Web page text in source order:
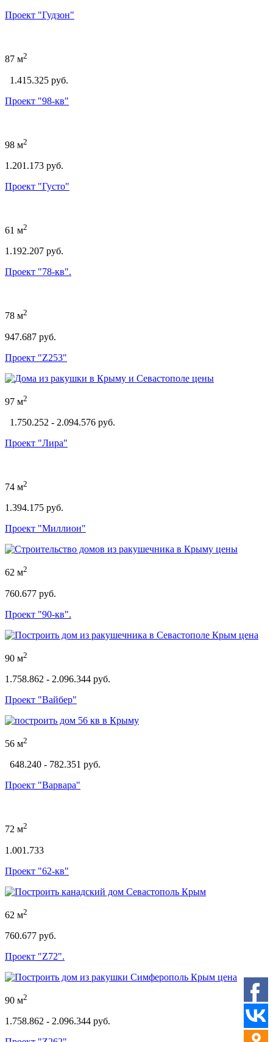
Проект "Гудзон"
87 м2
1.415.325 руб.
Проект "98-кв"
98 м2
1.201.173 руб.
Проект "Густо"
61 м2
1.192.207 руб.
Проект "78-кв".
78 м2
947.687 руб.
Проект "Z253"
97 м2
1.750.252 - 2.094.576 руб.
Проект "Лира"
74 м2
1.394.175 руб.
Проект "Миллион"
62 м2
760.677 руб.
Проект "90-кв".
90 м2
1.758.862 - 2.096.344 руб.
Проект "Вайбер"
56 м2
648.240 - 782.351 руб.
Проект "Варвара"
72 м2
1.001.733
Проект "62-кв"
62 м2
760.677 руб.
Проект "Z72".
90 м2
1.758.862 - 2.096.344 руб.